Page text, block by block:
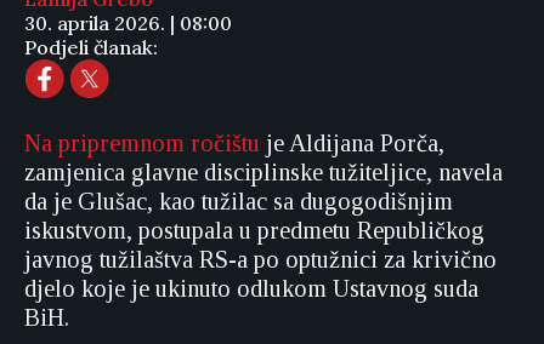
30. aprila 2026. | 08:00
Podjeli članak:
Na pripremnom ročištu je Aldijana Porča,
zamjenica glavne disciplinske tužiteljice, navela
da je Glušac, kao tužilac sa dugogodišnjim
iskustvom, postupala u predmetu Republičkog
javnog tužilaštva RS-a po optužnici za krivično
djelo koje je ukinuto odlukom Ustavnog suda
BiH.